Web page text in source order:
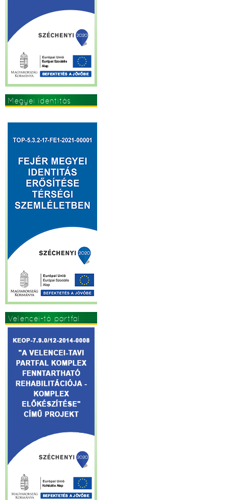
Megyei identitás
Velencei-tó partfal